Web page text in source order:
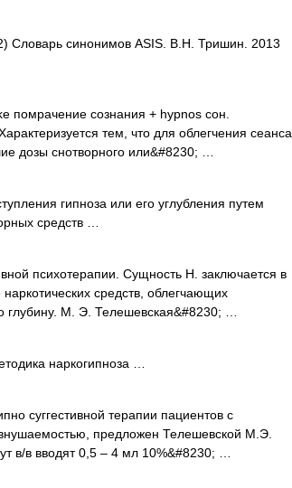
Словарь синонимов ASIS. В.Н. Тришин. 2013
помрачение сознания + hypnоs сон.
тем, что для облегчения сеанса
дозы снотворного или&#8230; …
гипноза или его углубления путем
средств …
психотерапии. Сущность Н. заключается в
средств, облегчающих
глубину. М. Э. Телешевская&#8230; …
наркогипноза …
суггестивной терапии пациентов с
предложен Телешевской М.Э.
в/в вводят 0,5 – 4 мл 10%&#8230; …